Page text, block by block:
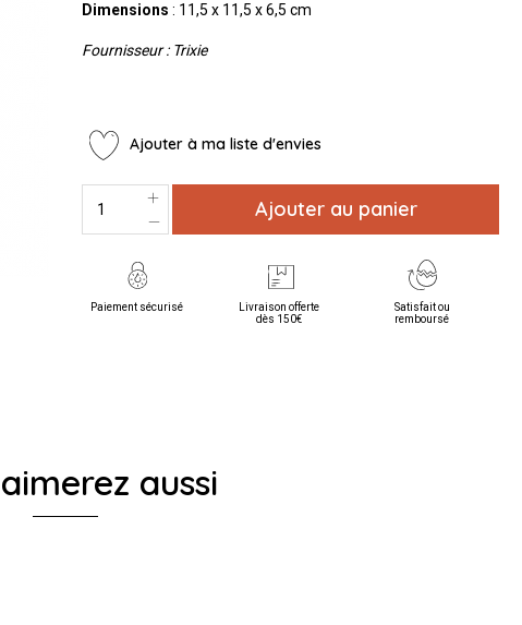
Dimensions : 11,5 x 11,5 x 6,5 cm
Fournisseur : Trixie
Ajouter à ma liste d'envies
Ajouter au panier
Paiement sécurisé
Livraison offerte
dès 150€
Satisfait ou
remboursé
aussi